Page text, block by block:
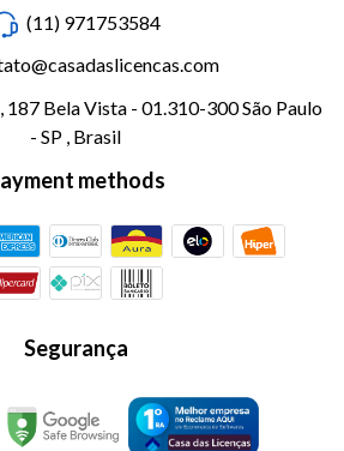
(11) 971753584
187 Bela Vista - 01.310-300 São Paulo
- SP , Brasil
methods
Segurança